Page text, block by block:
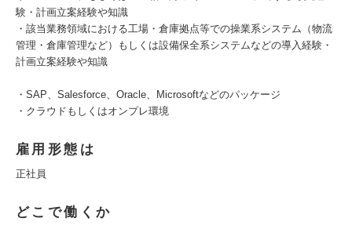
験・計画立案経験や知識
・該当業務領域における工場・倉庫拠点等での操業系システム（物流
管理・倉庫管理など）もしくは設備保全系システムなどの導入経験・
計画立案経験や知識
・SAP、Salesforce、Oracle、Microsoftなどのパッケージ
・クラウドもしくはオンプレ環境
雇用形態は
正社員
どこで働くか